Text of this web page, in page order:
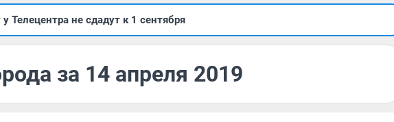
Телецентра не сдадут к 1 сентября
за 14 апреля 2019